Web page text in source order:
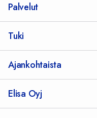
Palvelut
Tuki
Ajankohtaista
Elisa Oyj